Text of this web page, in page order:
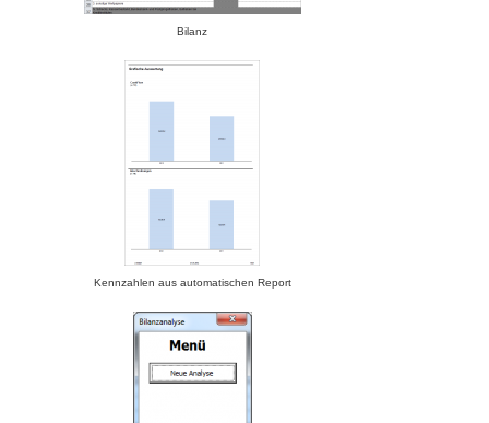
Bilanz
Kennzahlen aus automatischen Report